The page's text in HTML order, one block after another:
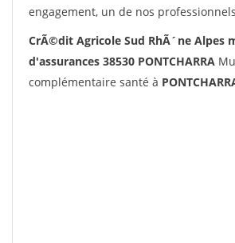
engagement, un de nos
CrÃ©dit Agricole Sud RhÃ´ne Alpes
d'assurances 38530 PONTCHARRA
complémentaire santé à